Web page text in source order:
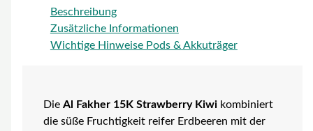
Beschreibung
Zusätzliche Informationen
Wichtige Hinweise Pods & Akkuträger
Die Al Fakher 15K Strawberry Kiwikombiniert
die süße Fruchtigkeit reifer Erdbeeren mit der